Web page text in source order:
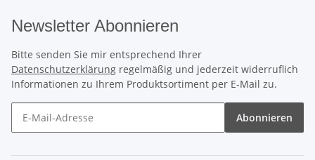
Newsletter Abonnieren
Bitte senden Sie mir entsprechend Ihrer
Datenschutzerklärung regelmäßig und jederzeit widerruflich
Informationen zu Ihrem Produktsortiment per E-Mail zu.
Abonnieren